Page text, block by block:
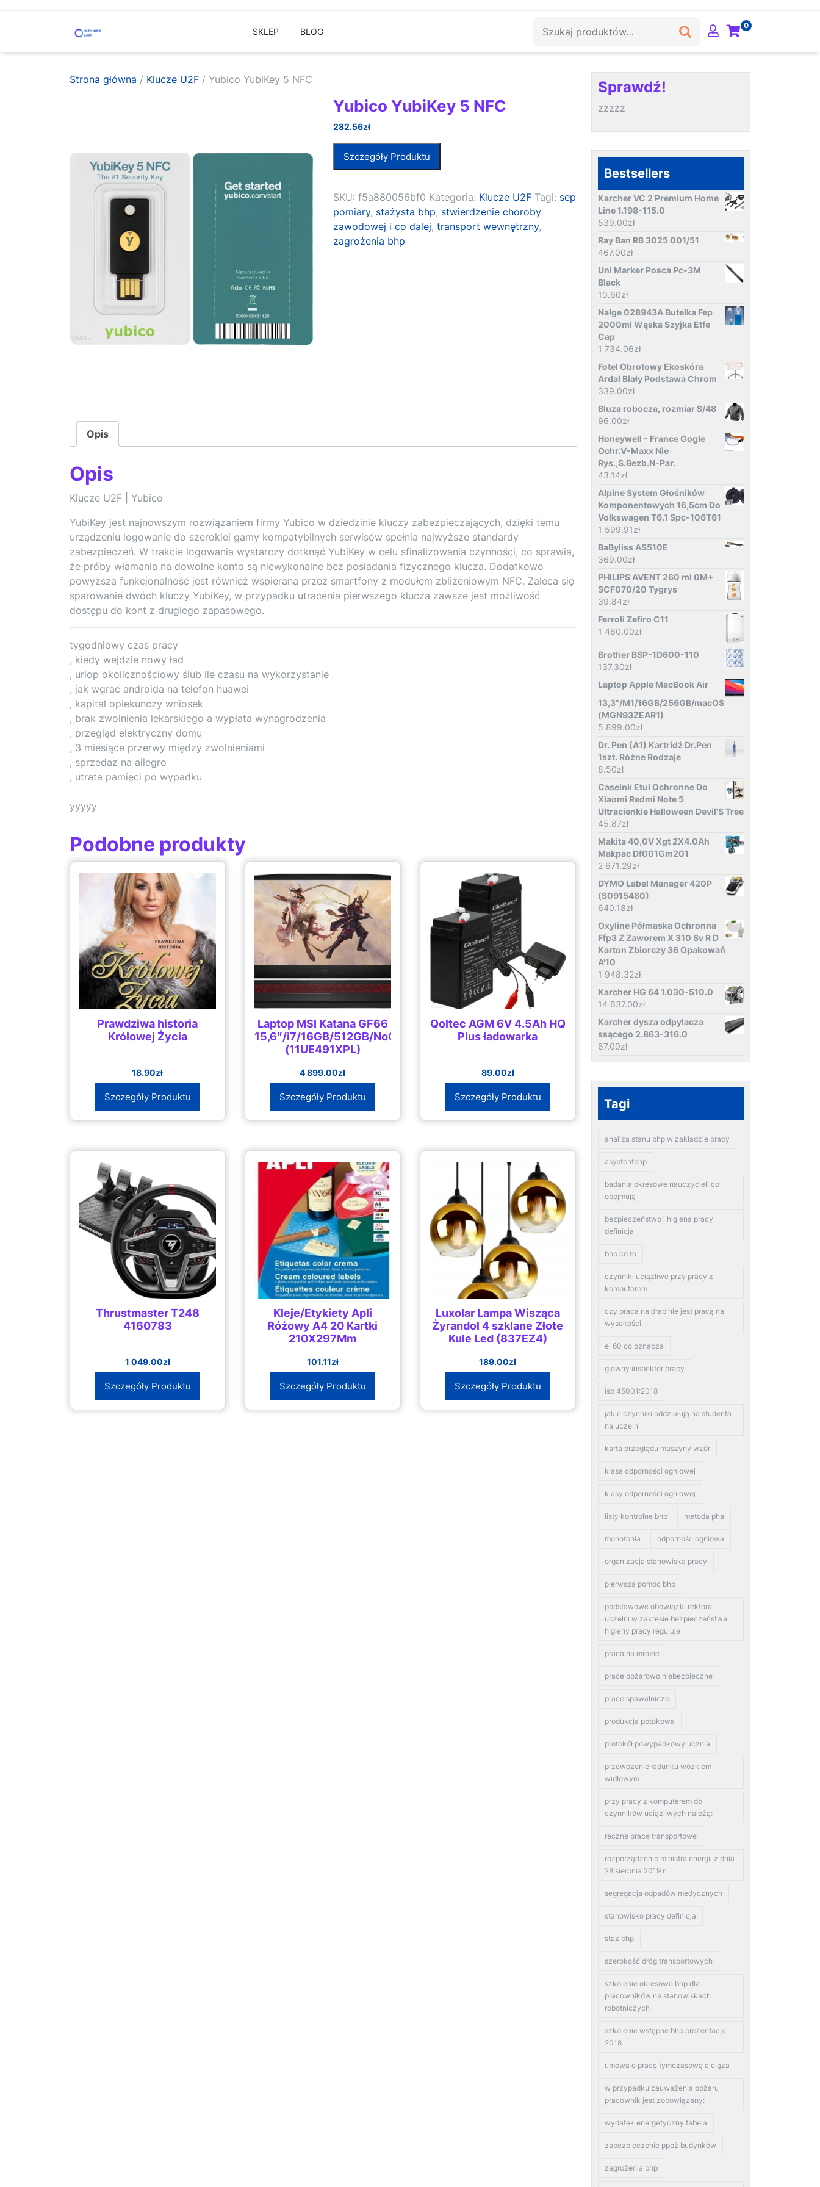
SKLEP BLOG
0
Strona główna / Klucze U2F / Yubico YubiKey 5 NFC
Yubico YubiKey 5 NFC
282.56zł
Szczegóły Produktu
SKU:f5a880056bf0 Kategoria: Klucze U2F Tagi: sep
pomiary, stażysta bhp, stwierdzenie choroby
zawodowej i co dalej,transport wewnętrzny,
zagrożenia bhp
Opis
Opis
Klucze U2F | Yubico
YubiKey jest najnowszym rozwiązaniem firmy Yubico w dziedzinie kluczy zabezpieczających, dzięki temu
urządzeniu logowanie do szerokiej gamy kompatybilnych serwisów spełnia najwyższe standardy
zabezpieczeń. W trakcie logowania wystarczy dotknąć YubiKey w celu sfinalizowania czynności, co sprawia,
że próby włamania na dowolne konto są niewykonalne bez posiadania fizycznego klucza. Dodatkowo
powyższa funkcjonalność jest również wspierana przez smartfony z modułem zbliżeniowym NFC. Zaleca się
sparowanie dwóch kluczy YubiKey, w przypadku utracenia pierwszego klucza zawsze jest możliwość
dostępu do kont z drugiego zapasowego.
tygodniowy czas pracy
, kiedy wejdzie nowy ład
, urlop okolicznościowy ślub ile czasu na wykorzystanie
, jak wgrać androida na telefon huawei
, kapital opiekunczy wniosek
, brak zwolnienia lekarskiego a wypłata wynagrodzenia
, przegląd elektryczny domu
, 3 miesiące przerwy między zwolnieniami
, sprzedaz na allegro
, utrata pamięci po wypadku
yyyyy
Podobne produkty
Prawdziwa historia
Królowej Życia
18.90zł
Szczegóły Produktu
Laptop MSI Katana GF66
15,6″/i7/16GB/512GB/NoOS
(11UE491XPL)
4 899.00zł
Szczegóły Produktu
Qoltec AGM 6V 4.5Ah HQ
Plus ładowarka
89.00zł
Szczegóły Produktu
Thrustmaster T248
4160783
1 049.00zł
Szczegóły Produktu
Kleje/Etykiety Apli
Różowy A4 20 Kartki
210X297Mm
101.11zł
Szczegóły Produktu
Luxolar Lampa Wisząca
Żyrandol 4 szklane Złote
Kule Led (837EZ4)
189.00zł
Szczegóły Produktu
Sprawdź!
zzzzz
Bestsellers
Karcher VC 2 Premium Home
Line 1.198-115.0
539.00zł
Ray Ban RB 3025 001/51
467.00zł
Uni Marker Posca Pc-3M
Black
10.60zł
Nalge 028943A Butelka Fep
2000ml Wąska Szyjka Etfe
Cap
1 734.06zł
Fotel Obrotowy Ekoskóra
Ardal Biały Podstawa Chrom
339.00zł
Bluza robocza, rozmiar S/48
96.00zł
Honeywell - France Gogle
Ochr.V-Maxx Nie
Rys.,S.Bezb.N-Par.
43.14zł
Alpine System Głośników
Komponentowych 16,5cm Do
Volkswagen T6.1 Spc-106T61
1 599.91zł
BaByliss AS510E
369.00zł
PHILIPS AVENT 260 ml 0M+
SCF070/20 Tygrys
39.84zł
Ferroli Zefiro C11
1 460.00zł
Brother BSP-1D600-110
137.30zł
Laptop Apple MacBook Air
13,3"/M1/16GB/256GB/macOS
(MGN93ZEAR1)
5 899.00zł
Dr. Pen (A1) Kartridż Dr.Pen
1szt. Różne Rodzaje
8.50zł
Caseink Etui Ochronne Do
Xiaomi Redmi Note 5
Ultracienkie Halloween Devil'S Tree
45.87zł
Makita 40,0V Xgt 2X4.0Ah
Makpac Df001Gm201
2 671.29zł
DYMO Label Manager 420P
(S0915480)
640.18zł
Oxyline Półmaska Ochronna
Ffp3 Z Zaworem X 310 Sv R D
Karton Zbiorczy 36 Opakowań
A'10
1 948.32zł
Karcher HG 64 1.030-510.0
14 637.00zł
Karcher dysza odpylacza
ssącego 2.863-316.0
67.00zł
Tagi
analiza stanu bhp w zakładzie pracy
asystentbhp
badania okresowe nauczycieli co
obejmują
bezpieczeństwo i higiena pracy
definicja
bhp co to
czynniki uciążliwe przy pracy z
komputerem
czy praca na drabinie jest pracą na
wysokości
ei 60 co oznacza
glowny inspektor pracy
iso 45001:2018
jakie czynniki oddziałują na studenta
na uczelni
karta przeglądu maszyny wzór
klasa odporności ogniowej
klasy odporności ogniowej
listy kontrolne bhp metoda pha
monotonia odpornośc ogniowa
organizacja stanowiska pracy
pierwsza pomoc bhp
podstawowe obowiązki rektora
uczelni w zakresie bezpieczeństwa i
higieny pracy reguluje
praca na mrozie
prace pożarowo niebezpieczne
prace spawalnicze
produkcja potokowa
protokół powypadkowy ucznia
przewożenie ładunku wózkiem
widłowym
przy pracy z komputerem do
czynników uciążliwych należą:
reczne prace transportowe
rozporządzenie ministra energii z dnia
28 sierpnia 2019 r
segregacja odpadów medycznych
stanowisko pracy definicja
staz bhp
szerokość dróg transportowych
szkolenie okresowe bhp dla
pracowników na stanowiskach
robotniczych
szkolenie wstępne bhp prezentacja
2018
umowa o pracę tymczasową a ciąża
w przypadku zauważenia pożaru
pracownik jest zobowiązany:
wydatek energetyczny tabela
zabezpieczenie ppoż budynków
zagrożenia bhp